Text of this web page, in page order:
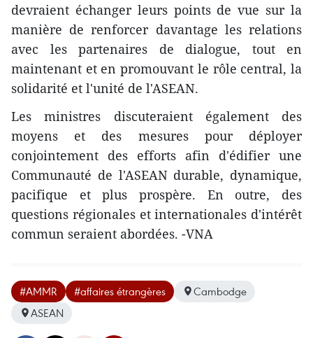
devraient échanger leurs points de vue sur la
manière de renforcer davantage les relations
avec les partenaires de dialogue, tout en
maintenant et en promouvant le rôle central, la
solidarité et l'unité de l'ASEAN.
Les ministres discuteraient également des
moyens et des mesures pour déployer
conjointement des efforts afin d'édifier une
Communauté de l'ASEAN durable, dynamique,
pacifique et plus prospère. En outre, des
questions régionales et internationales d'intérêt
commun seraient abordées. -VNA
#AMMR #affaires étrangères
Cambodge
ASEAN